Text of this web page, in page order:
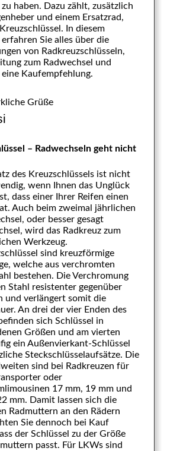
zu haben. Dazu zählt, zusätzlich
und einem Ersatzrad,
In diesem
erfahren Sie alles über die
von Radkreuzschlüsseln,
zum Radwechsel und
Kaufempfehlung.
Grüße
– Radwechseln geht nicht
des Kreuzschlüssels ist nicht
wenn Ihnen das Unglück
dass einer Ihrer Reifen einen
Auch beim zweimal jährlichen
oder besser gesagt
wird das Radkreuz zum
Werkzeug.
sind kreuzförmige
welche aus verchromten
bestehen. Die Verchromung
Stahl resistenter gegenüber
und verlängert somit die
An drei der vier Enden des
sich Schlüssel in
Größen und am vierten
ein Außenvierkant-Schlüssel
Steckschlüsselaufsätze. Die
sind bei Radkreuzen für
oder
17 mm, 19 mm und
mm. Damit lassen sich die
Radmuttern an den Rädern
Sie dennoch bei Kauf
der Schlüssel zu der Größe
passt. Für LKWs sind